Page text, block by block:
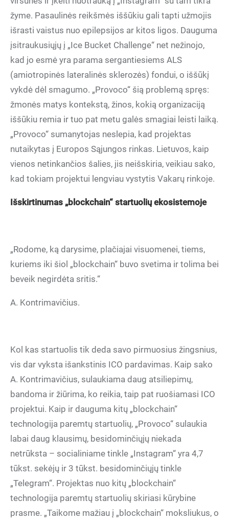
žyme. Pasaulinės reikšmės iššūkiu gali tapti užmojis
išrasti vaistus nuo epilepsijos ar kitos ligos. Dauguma
įsitraukusiųjų į „Ice Bucket Challenge“ net nežinojo,
kad jo esmė yra parama sergantiesiems ALS
(amiotropinės lateralinės sklerozės) fondui, o iššūkį
vykdė dėl smagumo. „Provoco“ šią problemą spręs:
žmonės matys kontekstą, žinos, kokią organizaciją
iššūkiu remia ir tuo pat metu galės smagiai leisti laiką.
„Provoco“ sumanytojas neslepia, kad projektas
nutaikytas į Europos Sąjungos rinkas. Lietuvos, kaip
vienos netinkančios šalies, jis neišskiria, veikiau sako,
kad tokiam projektui lengviau vystytis Vakarų rinkoje.
Išskirtinumas „blockchain“ startuolių ekosistemoje
„Rodome, ką darysime, plačiajai visuomenei, tiems,
kuriems iki šiol „blockchain“ buvo svetima ir tolima bei
beveik negirdėta sritis.“
A. Kontrimavičius.
Kol kas startuolis tik deda savo pirmuosius žingsnius,
vis dar vyksta išankstinis ICO pardavimas. Kaip sako
A. Kontrimavičius, sulaukiama daug atsiliepimų,
bandoma ir žiūrima, ko reikia, taip pat ruošiamasi ICO
projektui. Kaip ir dauguma kitų „blockchain“
technologija paremtų startuolių, „Provoco“ sulaukia
labai daug klausimų, besidominčiųjų niekada
netrūksta – socialiniame tinkle „Instagram“ yra 4,7
tūkst. sekėjų ir 3 tūkst. besidominčiųjų tinkle
„Telegram“. Projektas nuo kitų „blockchain“
technologija paremtų startuolių skiriasi kūrybine
prasme. „Taikome mažiau į „blockchain“ moksliukus, o